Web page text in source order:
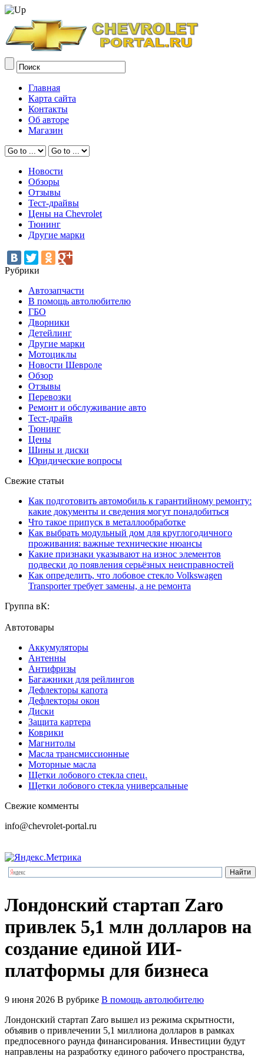
Главная
Карта сайта
Контакты
Об авторе
Магазин
Новости
Обзоры
Отзывы
Тест-драйвы
Цены на Chevrolet
Тюнинг
Другие марки
Рубрики
Автозапчасти
В помощь автолюбителю
ГБО
Дворники
Детейлинг
Другие марки
Мотоциклы
Новости Шевроле
Обзор
Отзывы
Перевозки
Ремонт и обслуживание авто
Тест-драйв
Тюнинг
Цены
Шины и диски
Юридические вопросы
Свежие статьи
Как подготовить автомобиль к гарантийному ремонту:
какие документы и сведения могут понадобиться
Что такое припуск в металлообработке
Как выбрать модульный дом для круглогодичного
проживания: важные технические нюансы
Какие признаки указывают на износ элементов
подвески до появления серьёзных неисправностей
Как определить, что лобовое стекло Volkswagen
Transporter требует замены, а не ремонта
Группа вК:
Автотовары
Аккумуляторы
Антенны
Антифризы
Багажники для рейлингов
Дефлекторы капота
Дефлекторы окон
Диски
Защита картера
Коврики
Магнитолы
Масла трансмиссионные
Моторные масла
Щетки лобового стекла спец.
Щетки лобового стекла универсальные
Свежие комменты
info@chevrolet-portal.ru
Лондонский стартап Zaro
привлек 5,1 млн долларов на
создание единой ИИ-
платформы для бизнеса
9 июня 2026 В рубрике В помощь автолюбителю
Лондонский стартап Zaro вышел из режима скрытности,
объявив о привлечении 5,1 миллиона долларов в рамках
предпосевного раунда финансирования. Инвестиции будут
направлены на разработку единого рабочего пространства,